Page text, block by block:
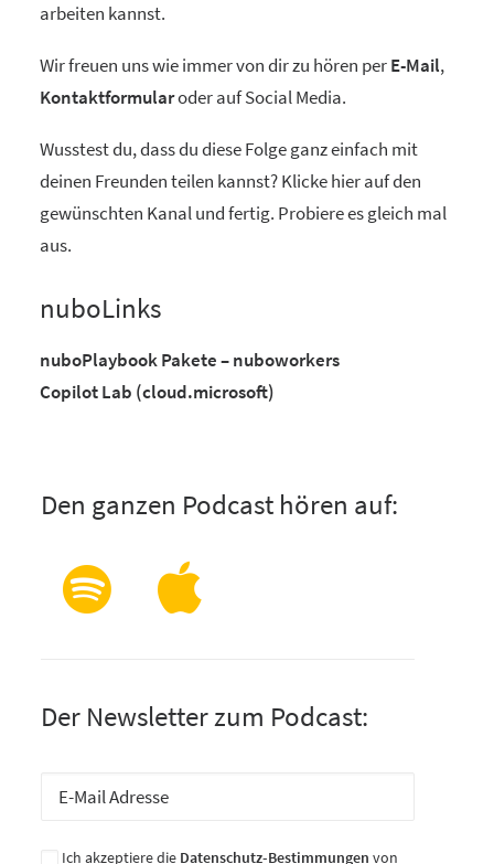
arbeiten kannst.
Wir freuen uns wie immer von dir zu hören perE-Mail,
Kontaktformularoder auf Social Media.
Wusstest du, dass du diese Folge ganz einfach mit
deinen Freunden teilen kannst? Klicke hier auf den
gewünschten Kanal und fertig. Probiere es gleich mal
aus.
nuboLinks
nuboPlaybook Pakete – nuboworkers
Copilot Lab (cloud.microsoft)
Den ganzen Podcast hören auf:
Der Newsletter zum Podcast:
Ich akzeptiere die Datenschutz-Bestimmungen von